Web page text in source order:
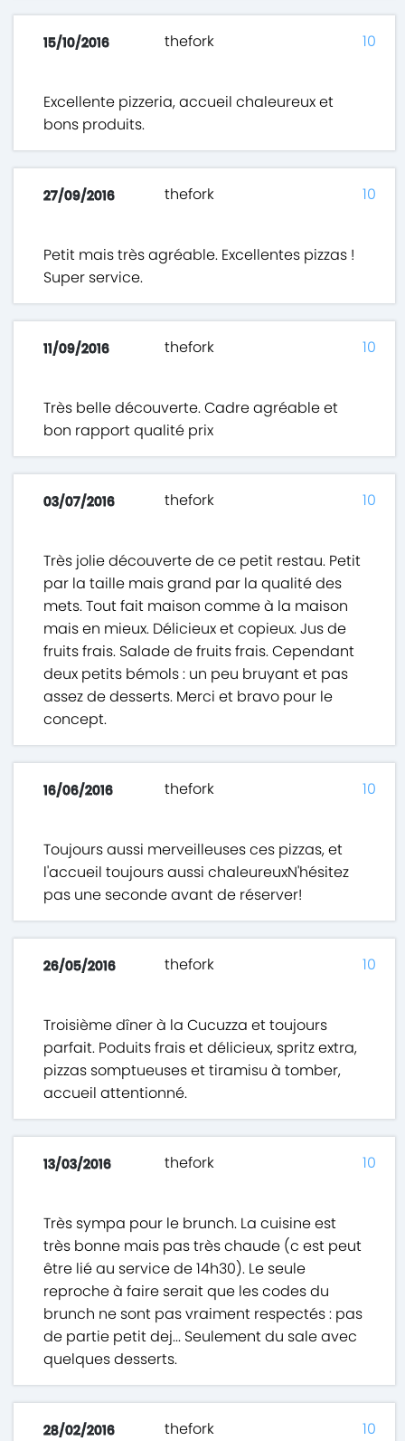
15/10/2016 thefork
Excellente pizzeria, accueil chaleureux et
bons produits.
10
27/09/2016 thefork
Petit mais très agréable. Excellentes pizzas !
Super service.
10
11/09/2016 thefork
Très belle découverte. Cadre agréable et
bon rapport qualité prix
10
03/07/2016 thefork
Très jolie découverte de ce petit restau. Petit
par la taille mais grand par la qualité des
mets. Tout fait maison comme à la maison
mais en mieux. Délicieux et copieux. Jus de
fruits frais. Salade de fruits frais. Cependant
deux petits bémols : un peu bruyant et pas
assez de desserts. Merci et bravo pour le
concept.
10
16/06/2016 thefork
Toujours aussi merveilleuses ces pizzas, et
l'accueil toujours aussi chaleureuxN'hésitez
pas une seconde avant de réserver!
10
26/05/2016 thefork
Troisième dîner à la Cucuzza et toujours
parfait. Poduits frais et délicieux, spritz extra,
pizzas somptueuses et tiramisu à tomber,
accueil attentionné.
10
13/03/2016 thefork
Très sympa pour le brunch. La cuisine est
très bonne mais pas très chaude (c est peut
être lié au service de 14h30). Le seule
reproche à faire serait que les codes du
brunch ne sont pas vraiment respectés : pas
de partie petit dej... Seulement du sale avec
quelques desserts.
10
28/02/2016 thefork 10